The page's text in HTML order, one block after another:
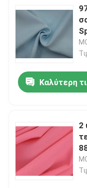
Καλύτερη
2